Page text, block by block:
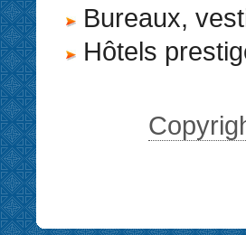
Bureaux,
Hôtels